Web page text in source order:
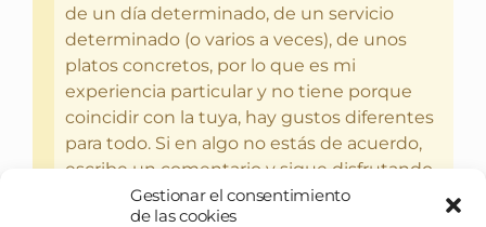
Gestionar el consentimiento
de las cookies
de un día determinado, de un servicio
determinado (o varios a veces), de unos
platos concretos, por lo que es mi
experiencia particular y no tiene porque
coincidir con la tuya, hay gustos diferentes
para todo. Si en algo no estás de acuerdo,
escribe un comentario y sigue disfrutando
del bebercio y el glotoneo.